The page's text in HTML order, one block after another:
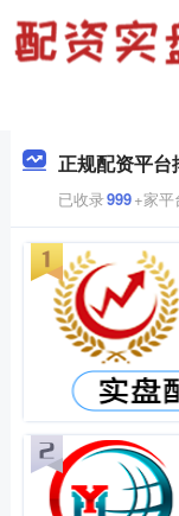
正规配资平台
已收录999+家平